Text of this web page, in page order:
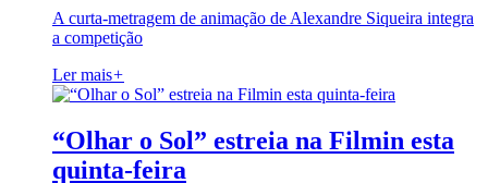
A curta-metragem de animação de Alexandre Siqueira integra
a competição
Ler mais+
“Olhar o Sol” estreia na Filmin esta
quinta-feira